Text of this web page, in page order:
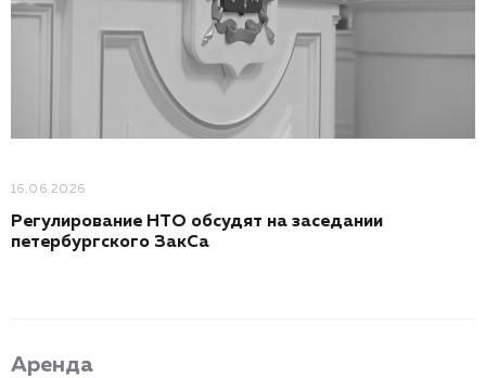
16.06.2026
Регулирование НТО обсудят на заседании
петербургского ЗакСа
Аренда